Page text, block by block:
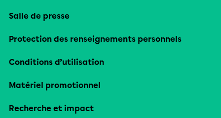
Salle de presse
Protection des renseignements personnels
Conditions d’utilisation
Matériel promotionnel
Recherche et impact